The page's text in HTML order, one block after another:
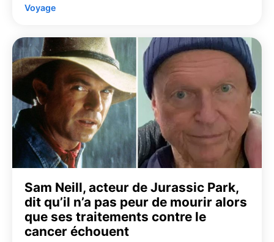
Voyage
Sam Neill, acteur de Jurassic Park,
dit qu’il n’a pas peur de mourir alors
que ses traitements contre le
cancer échouent